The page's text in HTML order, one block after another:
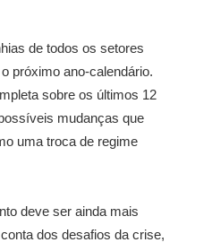
de todos os setores
próximo ano-calendário.
sobre os últimos 12
mudanças que
uma troca de regime
deve ser ainda mais
dos desafios da crise,